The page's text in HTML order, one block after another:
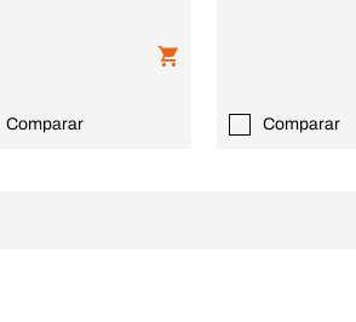
Comparar Comparar